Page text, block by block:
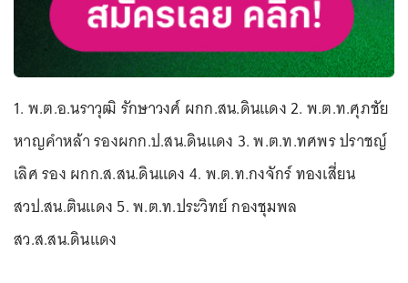
1. พ.ต.อ.นราวุฒิ รักษาวงศ์ ผกก.สน.ดินแดง 2. พ.ต.ท.ศุภชัย
หาญคำหล้า รองผกก.ป.สน.ดินแดง 3. พ.ต.ท.ทศพร ปราชญ์
เลิศ รอง ผกก.ส.สน.ดินแดง 4. พ.ต.ท.กงจักร์ ทองเสี่ยน
สวป.สน.ตินแดง 5. พ.ต.ท.ประวิทย์ กองชุมพล
สว.ส.สน.ดินแดง